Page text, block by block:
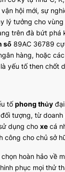
hội mới, sự
lý tưởng cho vùng
trên đà bứt phá
số 89AC 36789
hàng, hoặc
yếu tố then chốt
tốphong thủy
tượng, từ doanh
dụng cho xe cá
công cho chủ sở
hoàn hảo về
phục mọi thử